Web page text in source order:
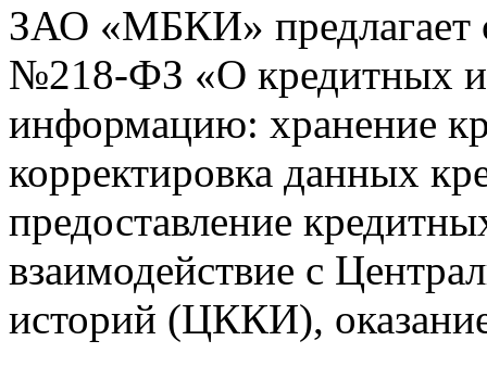
ЗАО «МБКИ» предлагает
№218-ФЗ «О кредитных
информацию: хранение
корректировка данных
предоставление
взаимодействие с
историй (ЦККИ),